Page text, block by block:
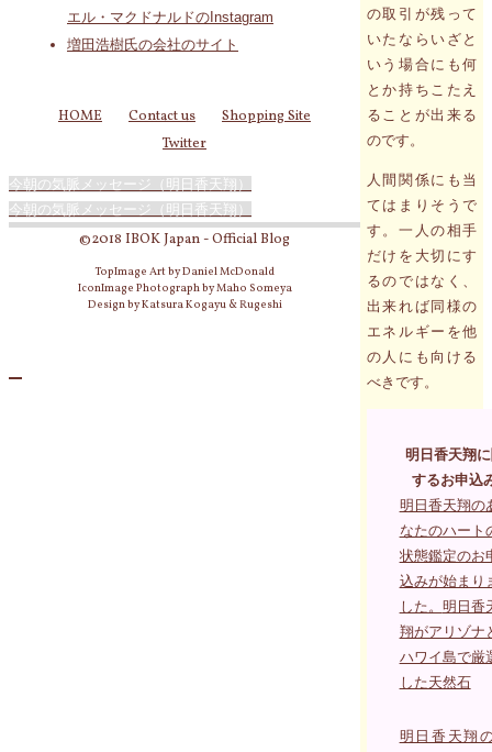
の取引が残って
いたならいざと
いう場合にも何
とか持ちこたえ
ることが出来る
のです。
人間関係にも当
てはまりそうで
す。一人の相手
だけを大切にす
るのではなく、
出来れば同様の
エネルギーを他
の人にも向ける
べきです。
明日香天翔
するお申込
明日香天翔の
なたのハート
状態鑑定のお
込みが始まり
した。 明日香
翔がアリゾナ
ハワイ島で厳
した天然石
明日香天翔
エル・マクドナルドのInstagram
増田浩樹氏の会社のサイト
HOME Contact us
Shopping Site
Twitter
今朝の気脈メッセージ（明日香天翔）
今朝の気脈メッセージ（明日香天翔）
©2018 IBOK Japan - Official Blog
TopImage Art by Daniel McDonald
IconImage Photograph by Maho Someya
Design by Katsura Kogayu & Rugeshi